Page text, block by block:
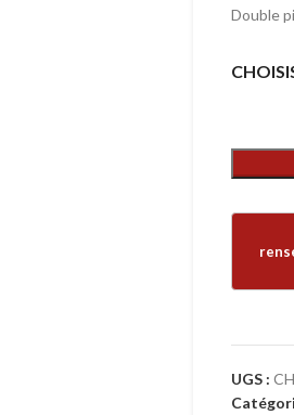
Double
UGS :